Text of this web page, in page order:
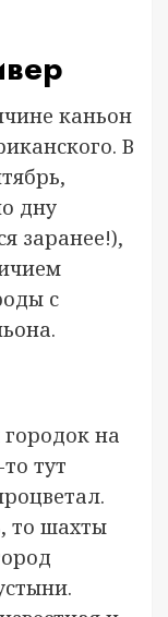
каньон
В
дну
заранее!),
с
на
тут
то шахты